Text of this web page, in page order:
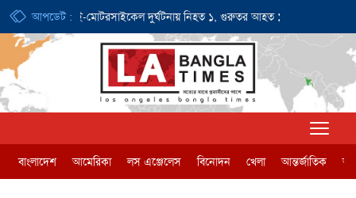
আপডেট :
ডলার ই-মোটরসাইকেল দুর্ঘটনায় নিহত ১, গুরুতর আহত ১
বাংলাদেশ আমেরিকা লস এঞ্জেলেস বিনোদন খেলা আন্তর্জাতিক